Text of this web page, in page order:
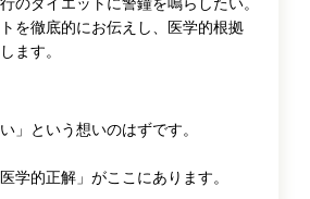
のダイエットに警鐘を鳴らしたい。
を徹底的にお伝えし、医学的根拠
ます。
」という想いのはずです。
学的正解」がここにあります。